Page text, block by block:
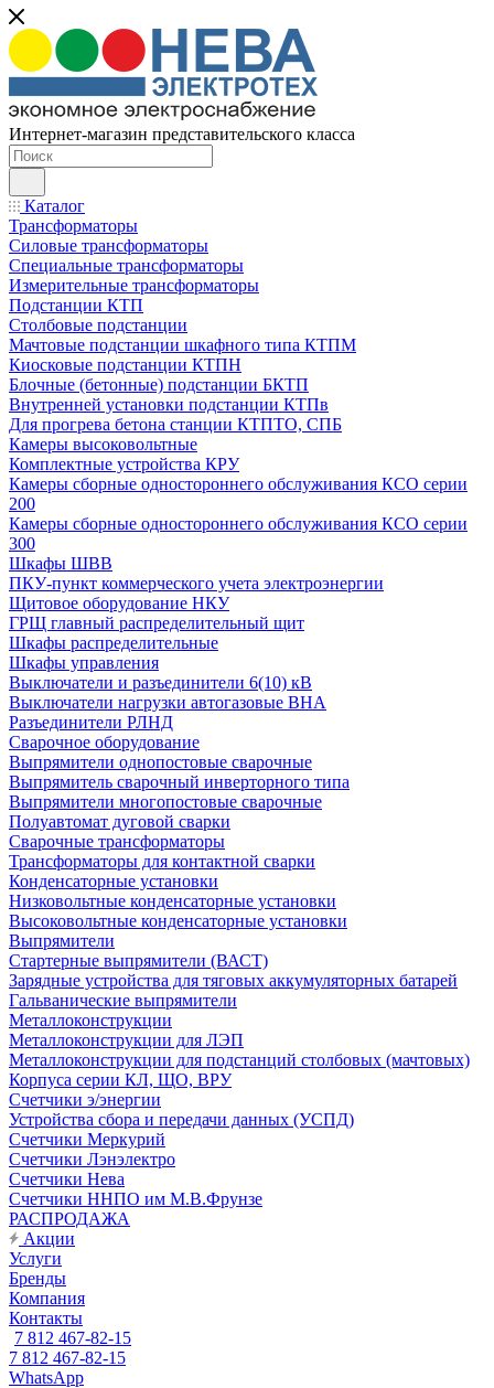
Интернет-магазин представительского класса
Каталог
Трансформаторы
Силовые трансформаторы
Специальные трансформаторы
Измерительные трансформаторы
Подстанции КТП
Столбовые подстанции
Мачтовые подстанции шкафного типа КТПМ
Киосковые подстанции КТПН
Блочные (бетонные) подстанции БКТП
Внутренней установки подстанции КТПв
Для прогрева бетона станции КТПТО, СПБ
Камеры высоковольтные
Комплектные устройства КРУ
Камеры сборные одностороннего обслуживания КСО серии
200
Камеры сборные одностороннего обслуживания КСО серии
300
Шкафы ШВВ
ПКУ-пункт коммерческого учета электроэнергии
Щитовое оборудование НКУ
ГРЩ главный распределительный щит
Шкафы распределительные
Шкафы управления
Выключатели и разъединители 6(10) кВ
Выключатели нагрузки автогазовые ВНА
Разъединители РЛНД
Сварочное оборудование
Выпрямители однопостовые сварочные
Выпрямитель сварочный инверторного типа
Выпрямители многопостовые сварочные
Полуавтомат дуговой сварки
Сварочные трансформаторы
Трансформаторы для контактной сварки
Конденсаторные установки
Низковольтные конденсаторные установки
Высоковольтные конденсаторные установки
Выпрямители
Стартерные выпрямители (ВАСТ)
Зарядные устройства для тяговых аккумуляторных батарей
Гальванические выпрямители
Металлоконструкции
Металлоконструкции для ЛЭП
Металлоконструкции для подстанций столбовых (мачтовых)
Корпуса серии КЛ, ЩО, ВРУ
Счетчики э/энергии
Устройства сбора и передачи данных (УСПД)
Счетчики Меркурий
Счетчики Лэнэлектро
Счетчики Нева
Счетчики ННПО им М.В.Фрунзе
РАСПРОДАЖА
Акции
Услуги
Бренды
Компания
Контакты
7 812 467-82-15
7 812 467-82-15
WhatsApp